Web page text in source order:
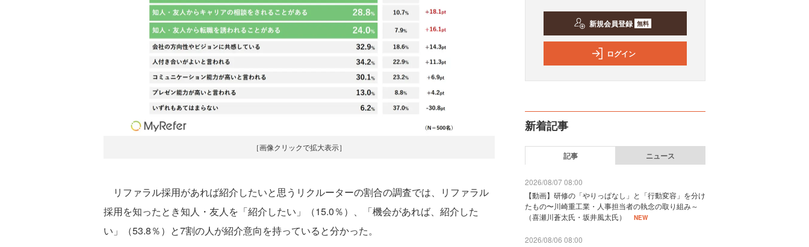
［画像クリックで拡大表示］
リファラル採用があれば紹介したいと思うリクルーターの割合の調査では、リファラル
採用を知ったとき知人・友人を「紹介したい」（15.0％）、「機会があれば、紹介した
い」（53.8％）と7割の人が紹介意向を持っていると分かった。
新規会員登録 無料
ログイン
新着記事
記事 ニュース
2026/08/07 08:00
【動画】研修の「やりっぱなし」と「行動変容」を分け
たもの〜川崎重工業・人事担当者の執念の取り組み～
（喜瀬川蒼太氏・坂井風太氏）
NEW
2026/08/06 08:00